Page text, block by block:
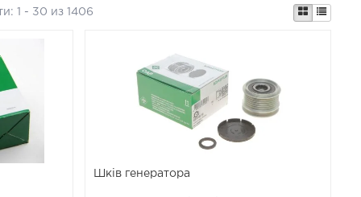
1 - 30 из 1406
Шків генератора